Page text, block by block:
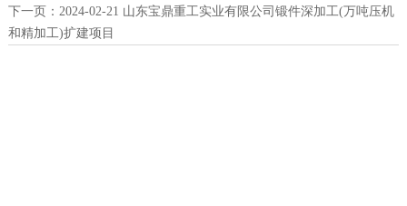
下一页： 2024-02-21 山东宝鼎重工实业有限公司锻件深加工(万吨压机
和精加工)扩建项目